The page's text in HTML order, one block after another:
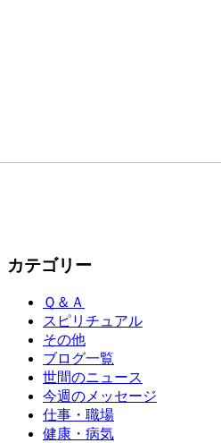
カテゴリー
Ｑ＆Ａ
スピリチュアル
その他
ブログ一覧
世間のニュース
今週のメッセージ
仕事・職場
健康・病気